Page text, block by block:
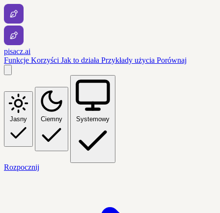
pisacz.ai
Funkcje Korzyści Jak to działa Przykłady użycia Porównaj
Jasny Ciemny Systemowy
Rozpocznij